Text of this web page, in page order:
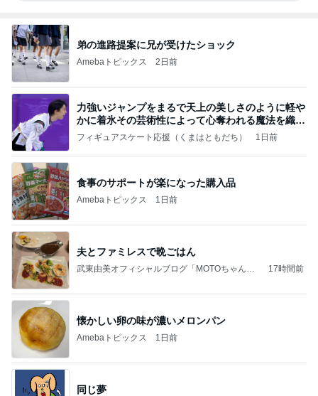
弟の進路提案に兄が受けたショック
Amebaトピックス 2日前
力強いジャンプをまるで天上の美しさのように軽や
かに着氷その芸術性によって心奪われる魔法を織り
なす
フィギュアスケート応援（くまはともだち） 1日前
食事のサポートが楽になった購入品
Amebaトピックス 1日前
夫とファミレスで晩ごはん
武東由美オフィシャルブログ「MOTOちゃんと
17時間前
懐かしい卵の味が濃いメロンパン
Amebaトピックス 1日前
同じ夢